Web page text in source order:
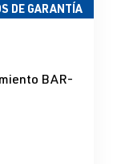
DE GARANTÍA
BAR-